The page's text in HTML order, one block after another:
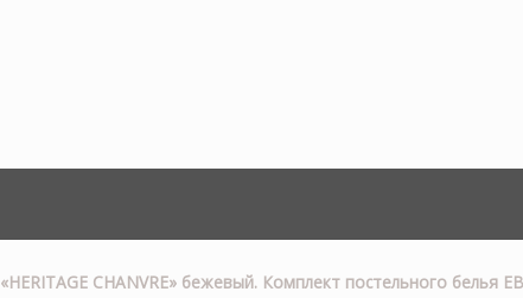
«HERITAGE CHANVRE» бежевый. Комплект постельного